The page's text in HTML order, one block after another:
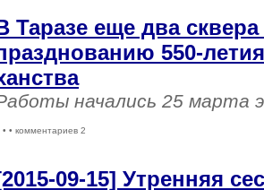
Таразе еще два
550-
начались 25 марта
• комментариев 2
09-15] Утренняя